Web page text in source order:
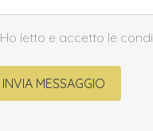
Ho letto e accetto le
INVIA MESSAGGIO